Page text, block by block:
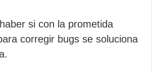
si con la prometida
corregir bugs se soluciona